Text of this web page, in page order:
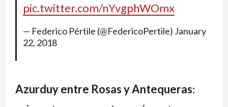
pic.twitter.com/nYvgphWOmx
— Federico Pértile (@FedericoPertile) January
22, 2018
Azurduy entre Rosas y Antequeras: